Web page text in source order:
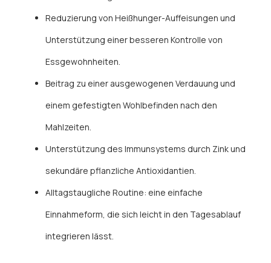
Reduzierung von Heißhunger-Auffeisungen und
Unterstützung einer besseren Kontrolle von
Essgewohnheiten.
Beitrag zu einer ausgewogenen Verdauung und
einem gefestigten Wohlbefinden nach den
Mahlzeiten.
Unterstützung des Immunsystems durch Zink und
sekundäre pflanzliche Antioxidantien.
Alltagstaugliche Routine: eine einfache
Einnahmeform, die sich leicht in den Tagesablauf
integrieren lässt.